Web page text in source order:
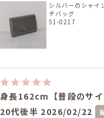
シルバーのシャイ
チバッグ
51-0217
身長162cm【普段のサイ
20代後半 2026/02/22